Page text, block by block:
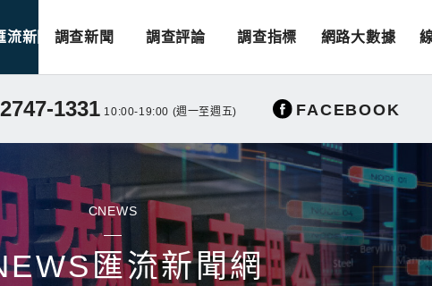
流新聞 調查新聞 調查評論 調查指標 網路大數據
1331 10:00-19:00 (週一至週五) FACEBOOK
CNEWS
匯流新聞網